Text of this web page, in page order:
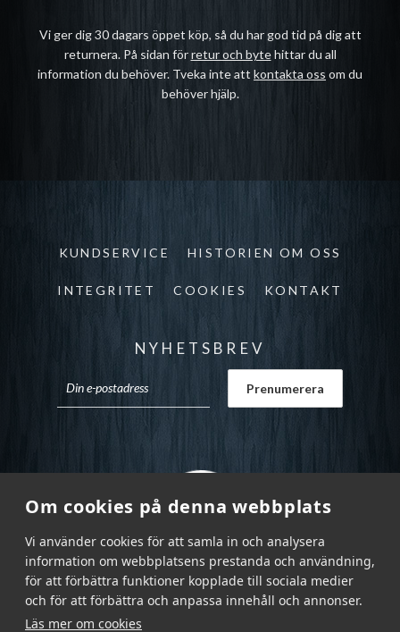
Om cookies på denna webbplats
Vi använder cookies för att samla in och analysera
information om webbplatsens prestanda och användning,
för att förbättra funktioner kopplade till sociala medier
och för att förbättra och anpassa innehåll och annonser.
Läs mer om cookies
Vi ger dig 30 dagars öppet köp, så du har god tid på dig att
returnera. På sidan förretur och bytehittar du all
information du behöver. Tveka inte att kontakta oss om du
behöver hjälp.
KUNDSERVICE HISTORIEN OM OSS
INTEGRITET COOKIES KONTAKT
NYHETSBREV